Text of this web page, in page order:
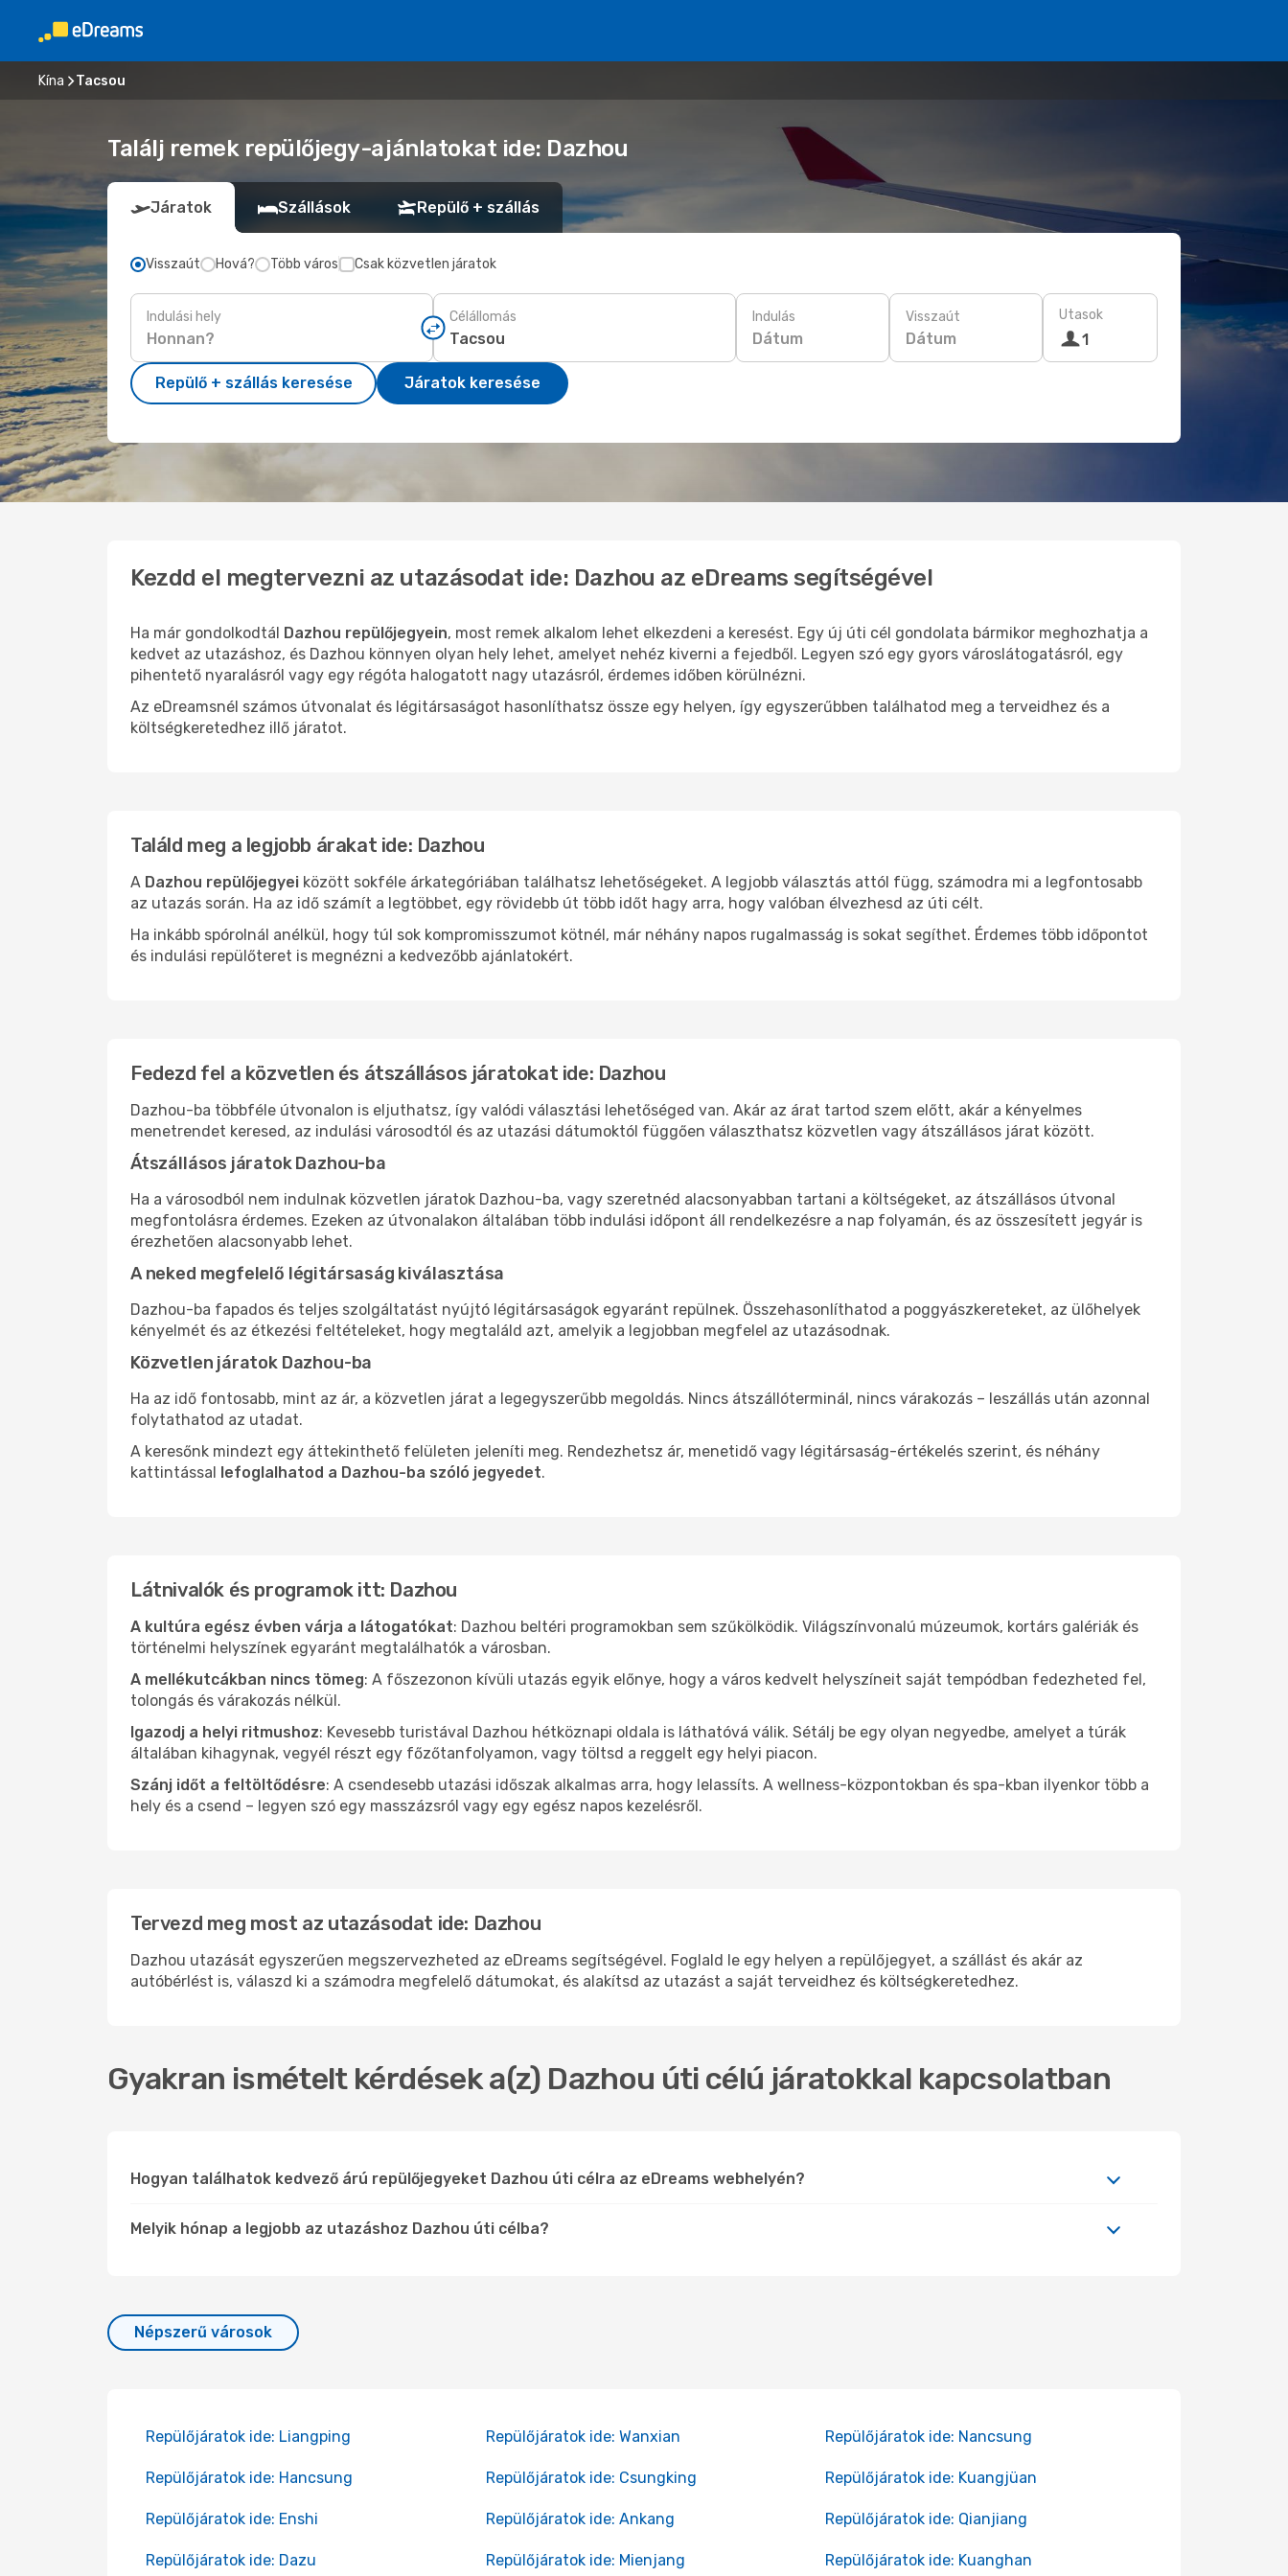
Kína Tacsou
Találj remek repülőjegy-ajánlatokat ide: Dazhou
Járatok Szállások Repülő + szállás
Visszaút Hová? Több város Csak közvetlen járatok
Indulási hely Célállomás Indulás
Dátum
Visszaút
Dátum
Utasok
1
Repülő + szállás keresése Járatok keresése
Kezdd el megtervezni az utazásodat ide: Dazhou az eDreams segítségével
Ha már gondolkodtál Dazhou repülőjegyein, most remek alkalom lehet elkezdeni a keresést. Egy új úti cél gondolata bármikor meghozhatja a
kedvet az utazáshoz, és Dazhou könnyen olyan hely lehet, amelyet nehéz kiverni a fejedből. Legyen szó egy gyors városlátogatásról, egy
pihentető nyaralásról vagy egy régóta halogatott nagy utazásról, érdemes időben körülnézni.
Az eDreamsnél számos útvonalat és légitársaságot hasonlíthatsz össze egy helyen, így egyszerűbben találhatod meg a terveidhez és a
költségkeretedhez illő járatot.
Találd meg a legjobb árakat ide: Dazhou
A Dazhou repülőjegyei között sokféle árkategóriában találhatsz lehetőségeket. A legjobb választás attól függ, számodra mi a legfontosabb
az utazás során. Ha az idő számít a legtöbbet, egy rövidebb út több időt hagy arra, hogy valóban élvezhesd az úti célt.
Ha inkább spórolnál anélkül, hogy túl sok kompromisszumot kötnél, már néhány napos rugalmasság is sokat segíthet. Érdemes több időpontot
és indulási repülőteret is megnézni a kedvezőbb ajánlatokért.
Fedezd fel a közvetlen és átszállásos járatokat ide: Dazhou
Dazhou-ba többféle útvonalon is eljuthatsz, így valódi választási lehetőséged van. Akár az árat tartod szem előtt, akár a kényelmes
menetrendet keresed, az indulási városodtól és az utazási dátumoktól függően választhatsz közvetlen vagy átszállásos járat között.
Átszállásos járatok Dazhou-ba
Ha a városodból nem indulnak közvetlen járatok Dazhou-ba, vagy szeretnéd alacsonyabban tartani a költségeket, az átszállásos útvonal
megfontolásra érdemes. Ezeken az útvonalakon általában több indulási időpont áll rendelkezésre a nap folyamán, és az összesített jegyár is
érezhetően alacsonyabb lehet.
A neked megfelelő légitársaság kiválasztása
Dazhou-ba fapados és teljes szolgáltatást nyújtó légitársaságok egyaránt repülnek. Összehasonlíthatod a poggyászkereteket, az ülőhelyek
kényelmét és az étkezési feltételeket, hogy megtaláld azt, amelyik a legjobban megfelel az utazásodnak.
Közvetlen járatok Dazhou-ba
Ha az idő fontosabb, mint az ár, a közvetlen járat a legegyszerűbb megoldás. Nincs átszállóterminál, nincs várakozás – leszállás után azonnal
folytathatod az utadat.
A keresőnk mindezt egy áttekinthető felületen jeleníti meg. Rendezhetsz ár, menetidő vagy légitársaság-értékelés szerint, és néhány
kattintással lefoglalhatod a Dazhou-ba szóló jegyedet.
Látnivalók és programok itt: Dazhou
A kultúra egész évben várja a látogatókat: Dazhou beltéri programokban sem szűkölködik. Világszínvonalú múzeumok, kortárs galériák és
történelmi helyszínek egyaránt megtalálhatók a városban.
A mellékutcákban nincs tömeg: A főszezonon kívüli utazás egyik előnye, hogy a város kedvelt helyszíneit saját tempódban fedezheted fel,
tolongás és várakozás nélkül.
Igazodj a helyi ritmushoz: Kevesebb turistával Dazhou hétköznapi oldala is láthatóvá válik. Sétálj be egy olyan negyedbe, amelyet a túrák
általában kihagynak, vegyél részt egy főzőtanfolyamon, vagy töltsd a reggelt egy helyi piacon.
Szánj időt a feltöltődésre: A csendesebb utazási időszak alkalmas arra, hogy lelassíts. A wellness-központokban és spa-kban ilyenkor több a
hely és a csend – legyen szó egy masszázsról vagy egy egész napos kezelésről.
Tervezd meg most az utazásodat ide: Dazhou
Dazhou utazását egyszerűen megszervezheted az eDreams segítségével. Foglald le egy helyen a repülőjegyet, a szállást és akár az
autóbérlést is, válaszd ki a számodra megfelelő dátumokat, és alakítsd az utazást a saját terveidhez és költségkeretedhez.
Gyakran ismételt kérdések a(z) Dazhou úti célú járatokkal kapcsolatban
Hogyan találhatok kedvező árú repülőjegyeket Dazhou úti célra az eDreams webhelyén?
Melyik hónap a legjobb az utazáshoz Dazhou úti célba?
Népszerű városok
Repülőjáratok ide: Liangping Repülőjáratok ide: Wanxian Repülőjáratok ide: Nancsung
Repülőjáratok ide: Hancsung Repülőjáratok ide: Csungking Repülőjáratok ide: Kuangjüan
Repülőjáratok ide: Enshi Repülőjáratok ide: Ankang Repülőjáratok ide: Qianjiang
Repülőjáratok ide: Dazu Repülőjáratok ide: Mienjang Repülőjáratok ide: Kuanghan